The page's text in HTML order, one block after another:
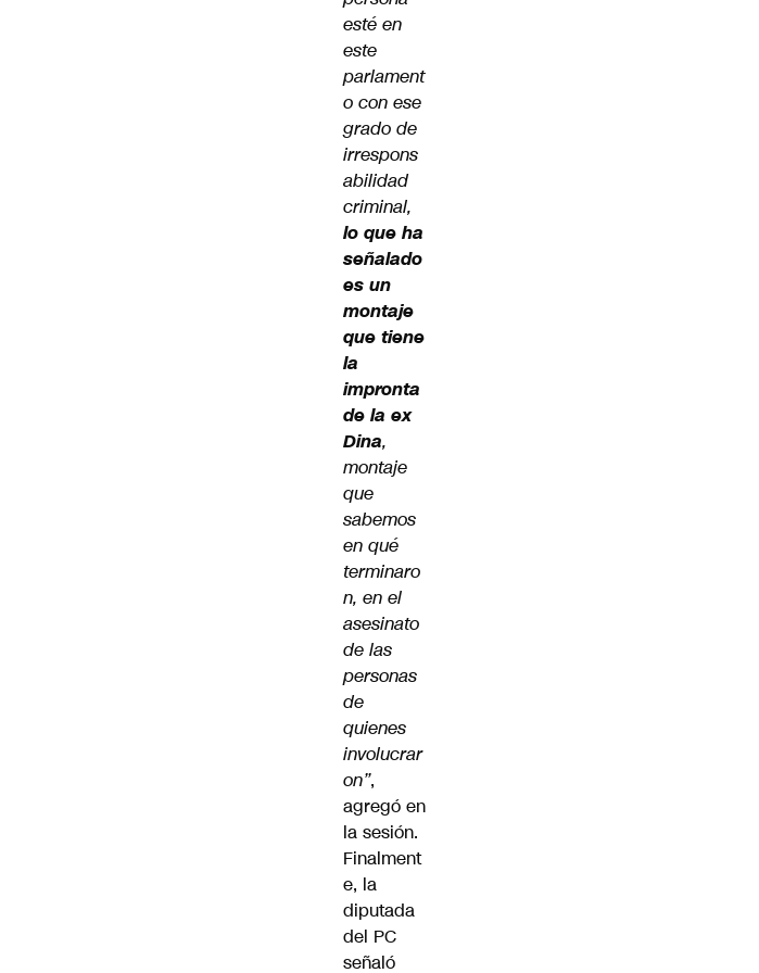
esté en
este
parlament
o con ese
grado de
irrespons
abilidad
criminal,
lo que ha
señalado
es un
montaje
que tiene
la
impronta
de la ex
Dina,
montaje
que
sabemos
en qué
terminaro
n, en el
asesinato
de las
personas
de
quienes
involucrar
on”,
agregó en
la sesión.
Finalment
e, la
diputada
del PC
señaló